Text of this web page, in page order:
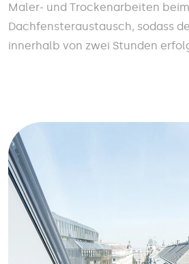
Maler- und Trockenarbeiten beim
Dachfensteraustausch, sodass
innerhalb von zwei Stunden